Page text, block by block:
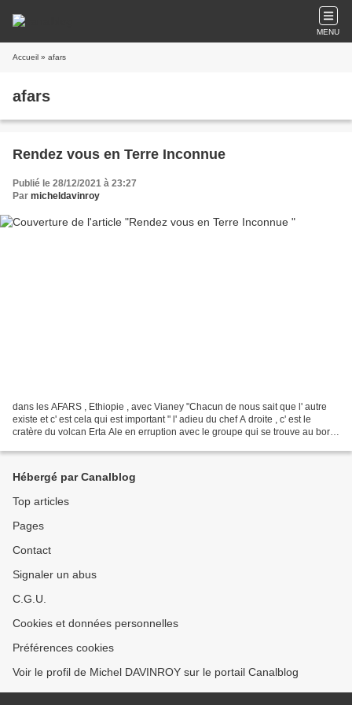
MENU
Accueil » afars
afars
Rendez vous en Terre Inconnue
Publié le 28/12/2021 à 23:27
Par micheldavinroy
dans les AFARS , Ethiopie , avec Vianey "Chacun de nous sait que l' autre
existe et c' est cela qui est important " l' adieu du chef A droite , c' est le
cratère du volcan Erta Ale en erruption avec le groupe qui se trouve au bord
Hébergé par Canalblog
Top articles
Pages
Contact
Signaler un abus
C.G.U.
Cookies et données personnelles
Préférences cookies
Voir le profil de Michel DAVINROY sur le portail Canalblog